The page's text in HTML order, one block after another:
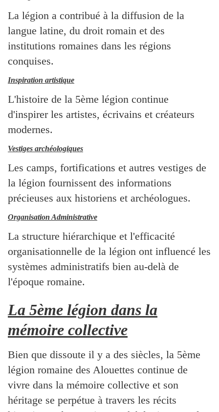
La légion a contribué à la diffusion de la
langue latine, du droit romain et des
institutions romaines dans les régions
conquises.
Inspiration artistique
L'histoire de la 5ème légion continue
d'inspirer les artistes, écrivains et créateurs
modernes.
Vestiges archéologiques
Les camps, fortifications et autres vestiges de
la légion fournissent des informations
précieuses aux historiens et archéologues.
Organisation Administrative
La structure hiérarchique et l'efficacité
organisationnelle de la légion ont influencé les
systèmes administratifs bien au-delà de
l'époque romaine.
La 5ème légion dans la
mémoire collective
Bien que dissoute il y a des siècles, la 5ème
légion romaine des Alouettes continue de
vivre dans la mémoire collective et son
héritage se perpétue à travers les récits